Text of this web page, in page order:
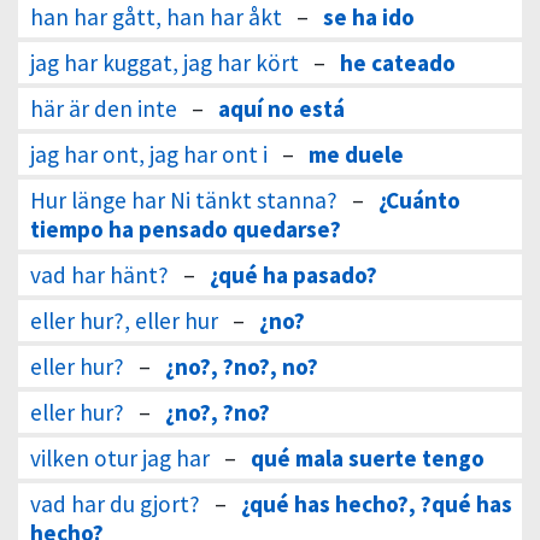
han har gått, han har åkt – se ha ido
jag har kuggat, jag har kört – he cateado
här är den inte – aquí no está
jag har ont, jag har ont i – me duele
Hur länge har Ni tänkt stanna? – ¿Cuánto
tiempo ha pensado quedarse?
vad har hänt? – ¿qué ha pasado?
eller hur?, eller hur – ¿no?
eller hur? – ¿no?, ?no?, no?
eller hur? – ¿no?, ?no?
vilken otur jag har – qué mala suerte tengo
vad har du gjort? – ¿qué has hecho?, ?qué has
hecho?